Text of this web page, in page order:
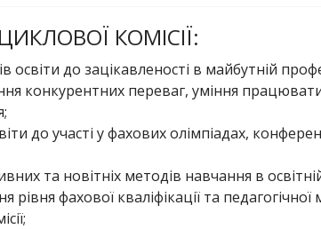
КОМІСІЇ:
до зацікавленості в майбутній
конкурентних переваг, уміння
до участі у фахових олімпіадах,
та новітніх методів навчання в
фахової кваліфікації та педагогічної